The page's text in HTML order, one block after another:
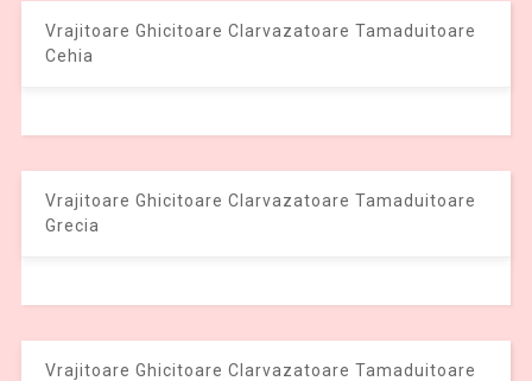
Vrajitoare Ghicitoare Clarvazatoare Tamaduitoare
Cehia
Vrajitoare Ghicitoare Clarvazatoare Tamaduitoare
Grecia
Vrajitoare Ghicitoare Clarvazatoare Tamaduitoare